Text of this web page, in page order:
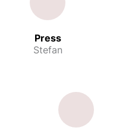
Press
Stefan